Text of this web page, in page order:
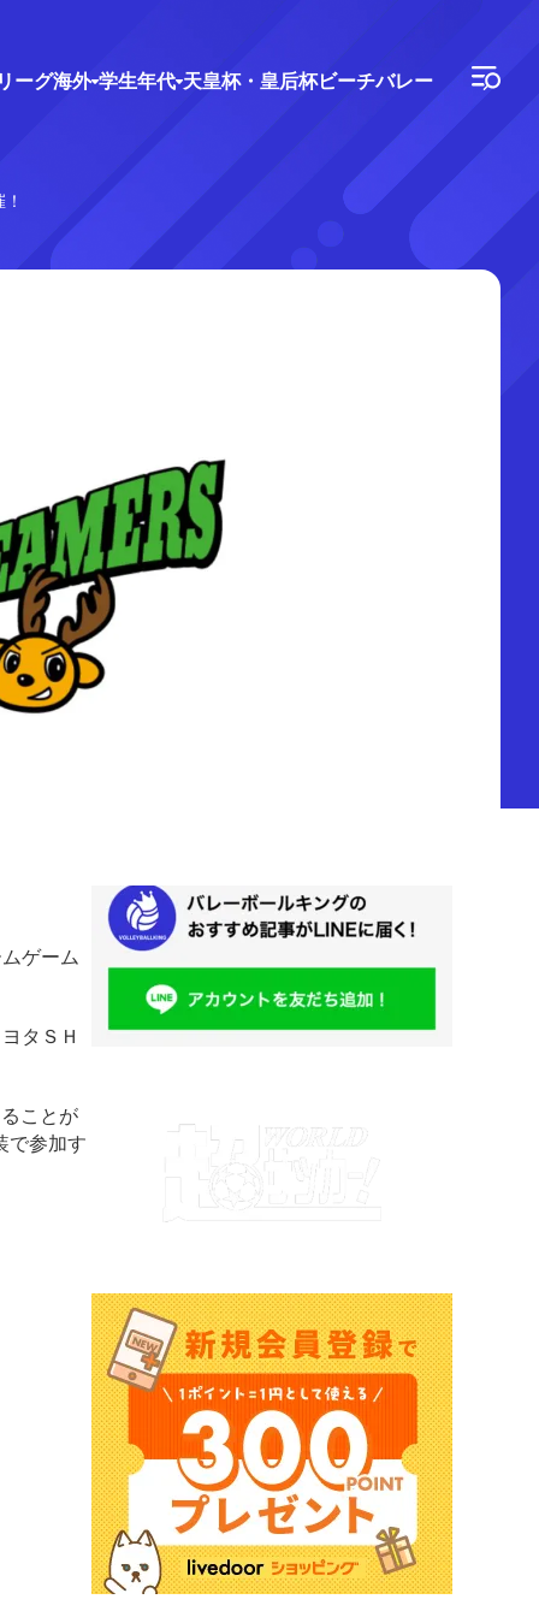
ーグ海外 学生年代 天皇杯・皇后杯ビーチバレー
ゲーム
タＳＨ
ことが
で参加す